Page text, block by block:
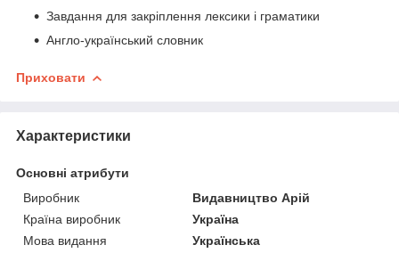
Завдання для закріплення лексики і граматики
Англо-український словник
Приховати
Характеристики
Основні атрибути
Виробник
Видавництво Арій
Країна виробник
Україна
Мова видання
Українська